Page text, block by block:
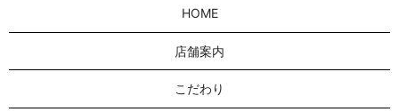
HOME
店舗案内
こだわり